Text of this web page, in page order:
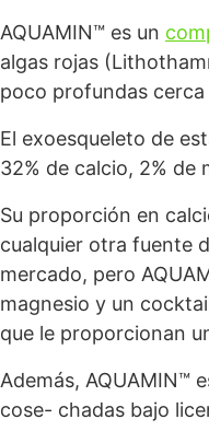
AQUAMIN™ es un
algas rojas
poco profundas
El exoesqueleto de
32% de calcio, 2% de
Su proporción en
cualquier otra fuente
mercado, pero
magnesio y un
que le proporcionan
Además, AQUAMIN™
cose- chadas bajo